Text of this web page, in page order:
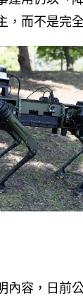
，而不是完
內容，日前